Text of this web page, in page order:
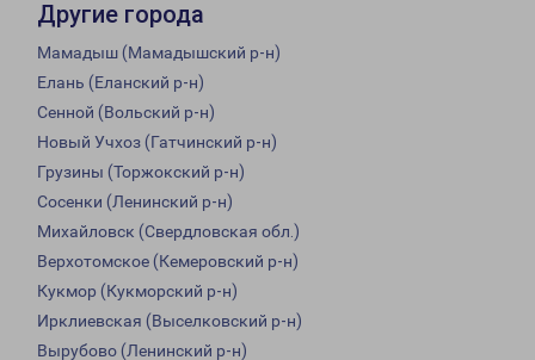
Другие города
Мамадыш (Мамадышский р-н)
Елань (Еланский р-н)
Сенной (Вольский р-н)
Новый Учхоз (Гатчинский р-н)
Грузины (Торжокский р-н)
Сосенки (Ленинский р-н)
Михайловск (Свердловская обл.)
Верхотомское (Кемеровский р-н)
Кукмор (Кукморский р-н)
Ирклиевская (Выселковский р-н)
Вырубово (Ленинский р-н)